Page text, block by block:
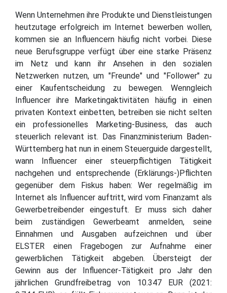
Wenn Unternehmen ihre Produkte und Dienstleistungen
heutzutage erfolgreich im Internet bewerben wollen,
kommen sie an Influencern häufig nicht vorbei. Diese
neue Berufsgruppe verfügt über eine starke Präsenz
im Netz und kann ihr Ansehen in den sozialen
Netzwerken nutzen, um "Freunde" und "Follower" zu
einer Kaufentscheidung zu bewegen. Wenngleich
Influencer ihre Marketingaktivitäten häufig in einen
privaten Kontext einbetten, betreiben sie nicht selten
ein professionelles Marketing-Business, das auch
steuerlich relevant ist. Das Finanzministerium Baden-
Württemberg hat nun in einem Steuerguide dargestellt,
wann Influencer einer steuerpflichtigen Tätigkeit
nachgehen und entsprechende (Erklärungs-)Pflichten
gegenüber dem Fiskus haben: Wer regelmäßig im
Internet als Influencer auftritt, wird vom Finanzamt als
Gewerbetreibender eingestuft. Er muss sich daher
beim zuständigen Gewerbeamt anmelden, seine
Einnahmen und Ausgaben aufzeichnen und über
ELSTER einen Fragebogen zur Aufnahme einer
gewerblichen Tätigkeit abgeben. Übersteigt der
Gewinn aus der Influencer-Tätigkeit pro Jahr den
jährlichen Grundfreibetrag von 10.347 EUR (2021: